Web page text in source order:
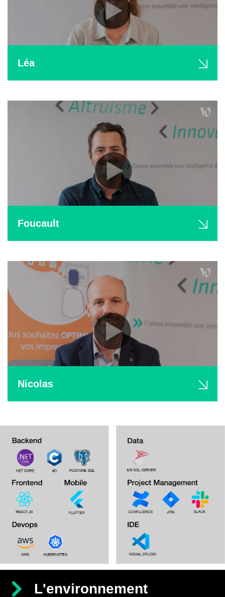
Léa
Foucault
Nicolas
L'environnement